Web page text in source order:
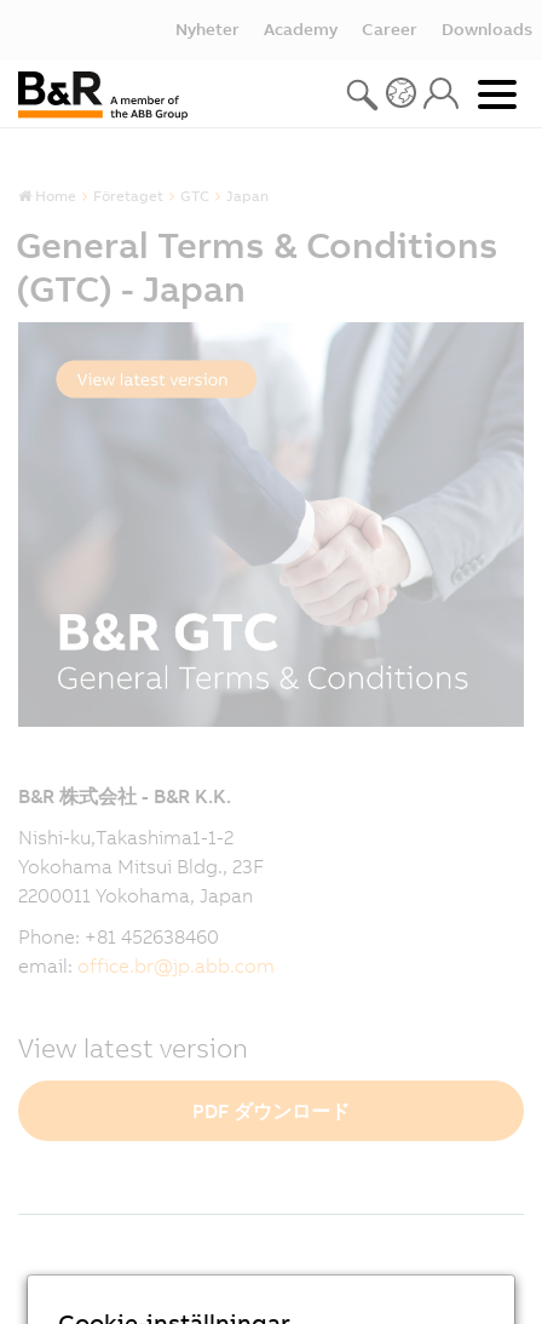
Nyheter Academy Career Downloads
Home Företaget GTC Japan
General Terms & Conditions
(GTC) - Japan
B&R 株式会社 - B&R K.K.
Nishi-ku,Takashima1-1-2
Yokohama Mitsui Bldg., 23F
2200011 Yokohama, Japan
Phone: +81 452638460
email: office.br@jp.abb.com
View latest version
PDF ダウンロード